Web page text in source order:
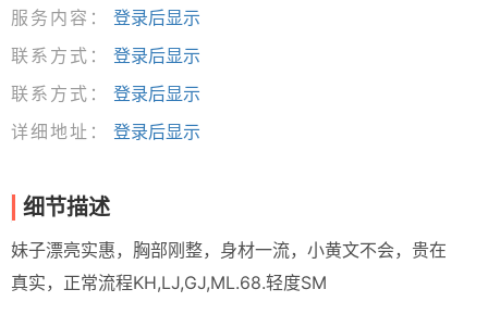
服务内容：
登录后显示
联系方式：
登录后显示
联系方式：
登录后显示
详细地址：
登录后显示
细节描述
妹子漂亮实惠，胸部刚整，身材一流，小黄文不会，贵在
真实，正常流程KH,LJ,GJ,ML.68.轻度SM